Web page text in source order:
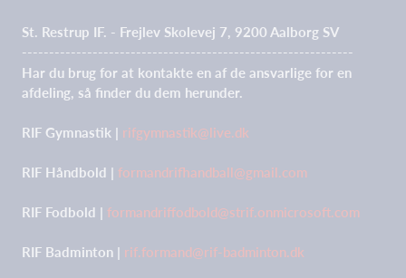
St. Restrup IF. - Frejlev Skolevej 7, 9200 Aalborg SV
-------------------------------------------------------------
Har du brug for at kontakte en af de ansvarlige for en
afdeling, så finder du dem herunder.
RIF Gymnastik | rifgymnastik@live.dk
RIF Håndbold | formandrifhandball@gmail.com
RIF Fodbold | formandriffodbold@strif.onmicrosoft.com
RIF Badminton | rif.formand@rif-badminton.dk